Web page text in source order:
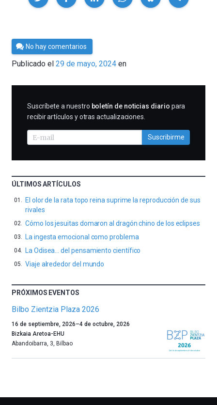
Por
César
Tomé
No hay comentarios
Publicado el 29 de mayo, 2024 en
SUSCRIBIRME
Suscríbete a nuestro boletín de noticias diario para
recibir artículos y otras actualizaciones.
Suscribirme
ÚLTIMOS ARTÍCULOS
El olor de la rata topo reina suprime la reproducción de sus
rivales
Cómo los jesuitas domaron al dragón chino de los eclipses
La ingesta emocional como problema
La Odisea… del pensamiento científico
Viaje alrededor del mundo
PRÓXIMOS EVENTOS
Bilbo Zientzia Plaza 2026
Un
año
más,
16 de septiembre, 2026–4 de octubre, 2026
Bizkaia Aretoa-EHU
Abandoibarra, 3, Bilbao